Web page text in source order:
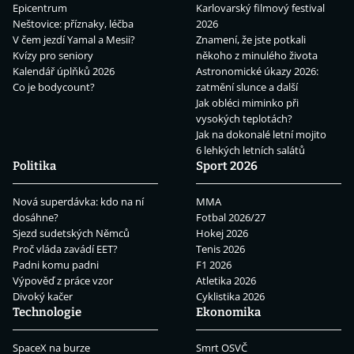
Epicentrum
Neštovice: příznaky, léčba
V čem jezdí Yamal a Mesii?
Kvízy pro seniory
Kalendář úplňků 2026
Co je bodycount?
Karlovarský filmový festival
2026
Znamení, že jste potkali
někoho z minulého života
Astronomické úkazy 2026:
zatmění slunce a další
Jak obléci miminko při
vysokých teplotách?
Jak na dokonalé letní mojito
6 lehkých letních salátů
Politika
Nová superdávka: kdo na ní
dosáhne?
Sjezd sudetských Němců
Proč vláda zavádí EET?
Padni komu padni
Výpověď z práce vzor
Divoký kačer
Sport 2026
MMA
Fotbal 2026/27
Hokej 2026
Tenis 2026
F1 2026
Atletika 2026
Cyklistika 2026
Technologie
SpaceX na burze
Ekonomika
Smrt OSVČ